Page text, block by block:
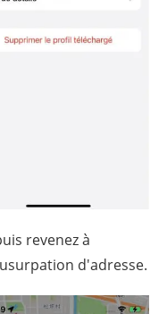
revenez à
d'adresse.